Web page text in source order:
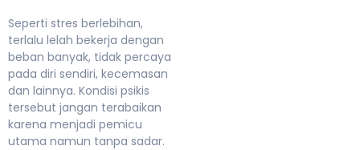
Seperti stres berlebihan,
terlalu lelah bekerja dengan
beban banyak, tidak percaya
pada diri sendiri, kecemasan
dan lainnya. Kondisi psikis
tersebut jangan terabaikan
karena menjadi pemicu
utama namun tanpa sadar.